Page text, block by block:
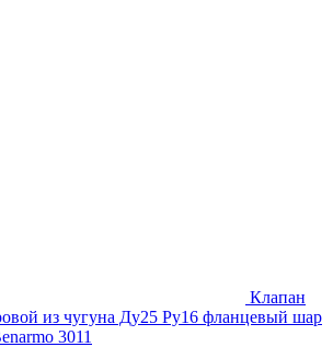
Клапан
из чугуна Ду25 Ру16 фланцевый шар
3011